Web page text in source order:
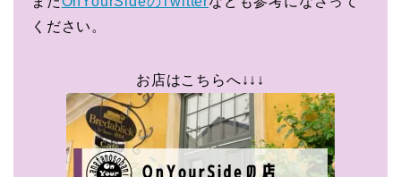
ください。
お店はこちらへ↓↓↓